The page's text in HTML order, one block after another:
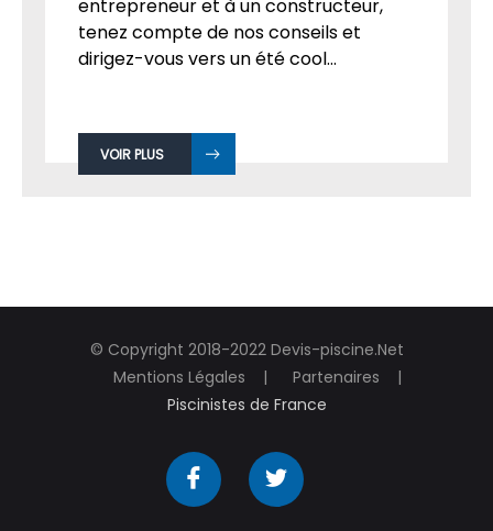
entrepreneur et à un constructeur,
tenez compte de nos conseils et
dirigez-vous vers un été cool...
VOIR PLUS
© Copyright 2018-2022 Devis-piscine.Net
Mentions Légales
Partenaires
Piscinistes de France